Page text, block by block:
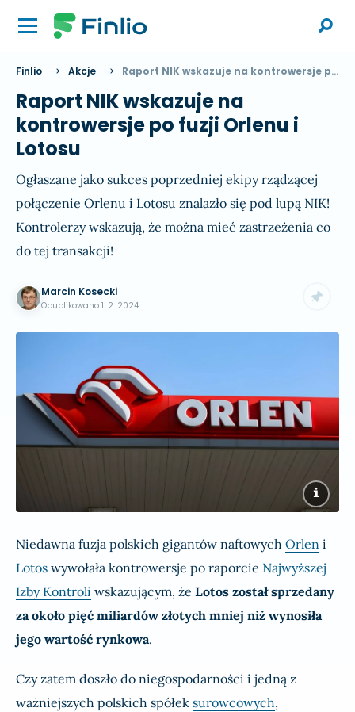
Finlio Akcje Raport NIK wskazuje na kontrowersje po fuzji Orlenu i Lotosu
Raport NIK wskazuje na
kontrowersje po fuzji Orlenu i
Lotosu
Ogłaszane jako sukces poprzedniej ekipy rządzącej
połączenie Orlenu i Lotosu znalazło się pod lupą NIK!
Kontrolerzy wskazują, że można mieć zastrzeżenia co
do tej transakcji!
Marcin Kosecki
Opublikowano 1. 2. 2024
Niedawna fuzja polskich gigantów naftowych Orlen i
Lotos wywołała kontrowersje po raporcie Najwyższej
Izby Kontroli wskazującym, że Lotos został sprzedany
za około pięć miliardów złotych mniej niż wynosiła
jego wartość rynkowa.
Czy zatem doszło do niegospodarności i jedną z
ważniejszych polskich spółek surowcowych,